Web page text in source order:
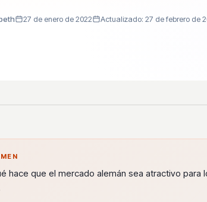
27 de enero de 2022 Actualizado: 27 de febrero de
hace que el mercado alemán sea atractivo